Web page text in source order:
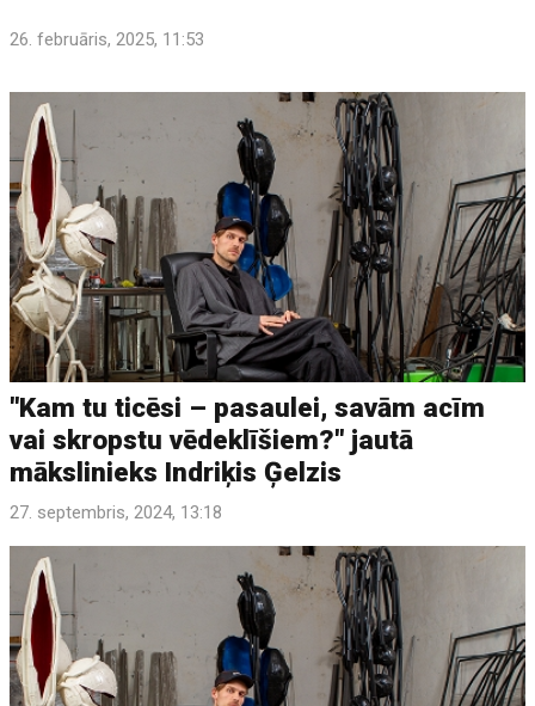
26. februāris, 2025, 11:53
"Kam tu ticēsi – pasaulei, savām acīm
vai skropstu vēdeklīšiem?" jautā
mākslinieks Indriķis Ģelzis
27. septembris, 2024, 13:18